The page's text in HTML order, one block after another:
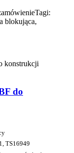
Tagi:
blokująca,
do
TS16949